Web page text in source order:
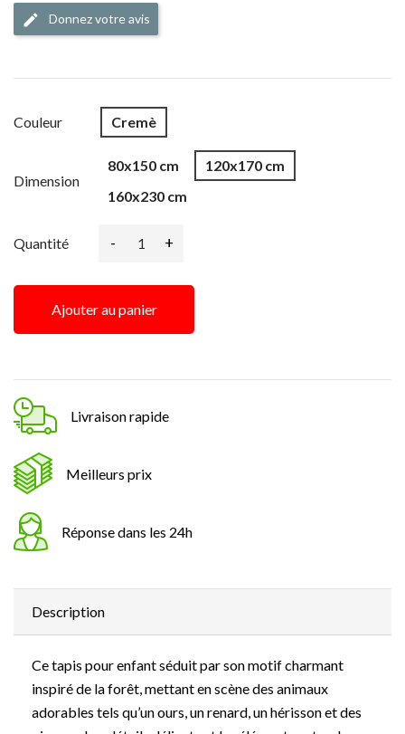
edit Donnez votre avis
Couleur Cremè
Dimension
80x150 cm
120x170 cm
160x230 cm
Quantité - +
Ajouter au panier
Livraison rapide
Meilleurs prix
Réponse dans les 24h
Description
Ce tapis pour enfant séduit par son motif charmant
inspiré de la forêt, mettant en scène des animaux
adorables tels qu’un ours, un renard, un hérisson et des